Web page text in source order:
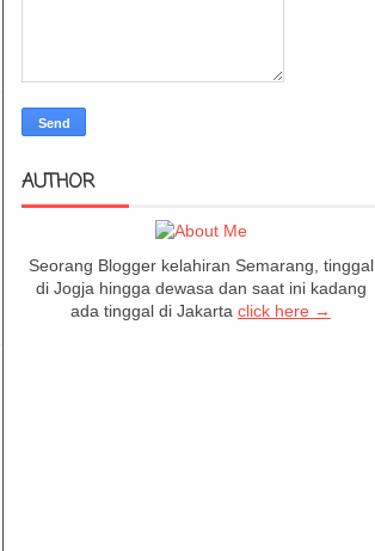
AUTHOR
Seorang Blogger kelahiran Semarang, tinggal
di Jogja hingga dewasa dan saat ini kadang
ada tinggal di Jakarta click here →